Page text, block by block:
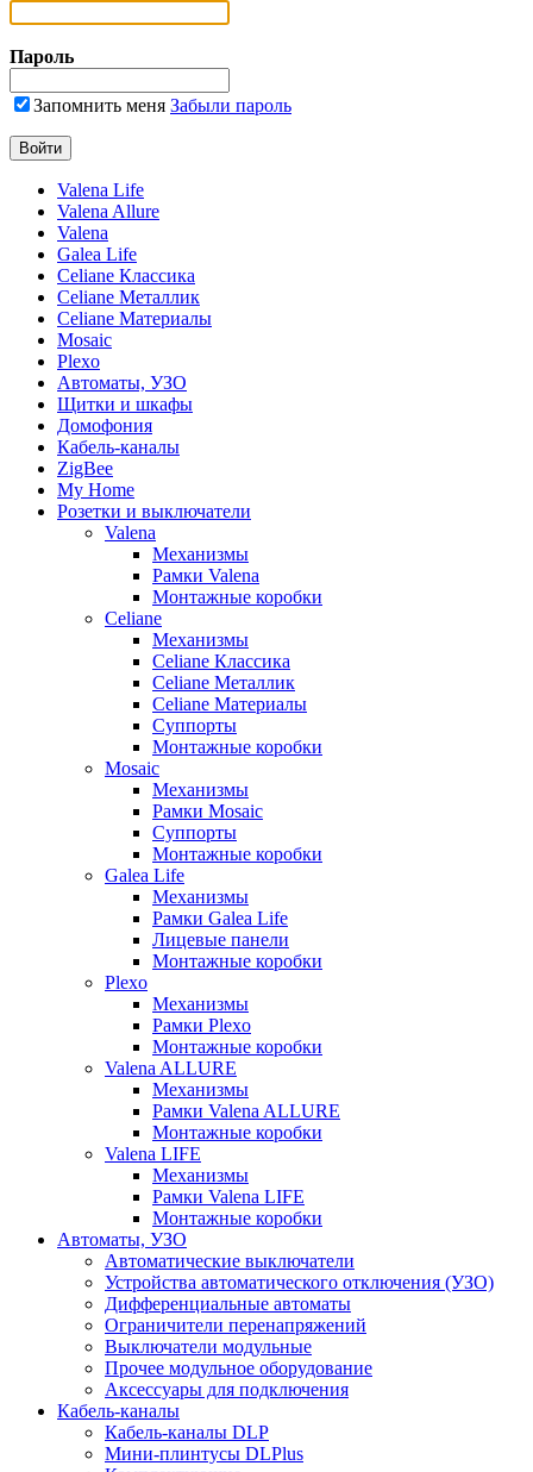
Пароль
Запомнить меня Забыли пароль
Valena Life
Valena Allure
Valena
Galea Life
Celiane Классика
Celiane Металлик
Celiane Материалы
Mosaic
Plexo
Автоматы, УЗО
Щитки и шкафы
Домофония
Кабель-каналы
ZigBee
My Home
Розетки и выключатели
Valena
Механизмы
Рамки Valena
Монтажные коробки
Celiane
Механизмы
Celiane Классика
Celiane Металлик
Celiane Материалы
Суппорты
Монтажные коробки
Mosaic
Механизмы
Рамки Mosaic
Суппорты
Монтажные коробки
Galea Life
Механизмы
Рамки Galea Life
Лицевые панели
Монтажные коробки
Plexo
Механизмы
Рамки Plexo
Монтажные коробки
Valena ALLURE
Механизмы
Рамки Valena ALLURE
Монтажные коробки
Valena LIFE
Механизмы
Рамки Valena LIFE
Монтажные коробки
Автоматы, УЗО
Автоматические выключатели
Устройства автоматического отключения (УЗО)
Дифференциальные автоматы
Ограничители перенапряжений
Выключатели модульные
Прочее модульное оборудование
Аксессуары для подключения
Кабель-каналы
Кабель-каналы DLP
Мини-плинтусы DLPlus